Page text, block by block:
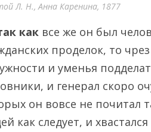
Л. Н., Анна Каренина, 1877
как все же он был
проделок, то
и уменья
и генерал скоро
он вовсе не почитал
как следует, и